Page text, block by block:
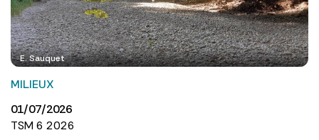
E. Sauquet
MILIEUX
01/07/2026
TSM 6 2026